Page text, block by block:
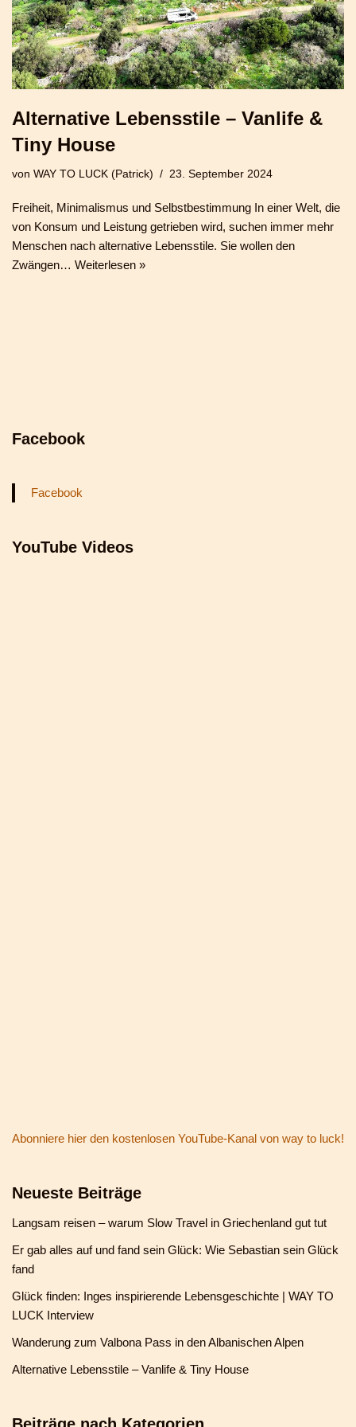
Alternative Lebensstile – Vanlife &
Tiny House
von WAY TO LUCK (Patrick) 23. September 2024
Freiheit, Minimalismus und Selbstbestimmung In einer Welt, die
von Konsum und Leistung getrieben wird, suchen immer mehr
Menschen nach alternative Lebensstile. Sie wollen den
Zwängen… Weiterlesen »
Facebook
Facebook
YouTube Videos
Abonniere hier den kostenlosen YouTube-Kanal von way to luck!
Neueste Beiträge
Langsam reisen – warum Slow Travel in Griechenland gut tut
Er gab alles auf und fand sein Glück: Wie Sebastian sein Glück
fand
Glück finden: Inges inspirierende Lebensgeschichte | WAY TO
LUCK Interview
Wanderung zum Valbona Pass in den Albanischen Alpen
Alternative Lebensstile – Vanlife & Tiny House